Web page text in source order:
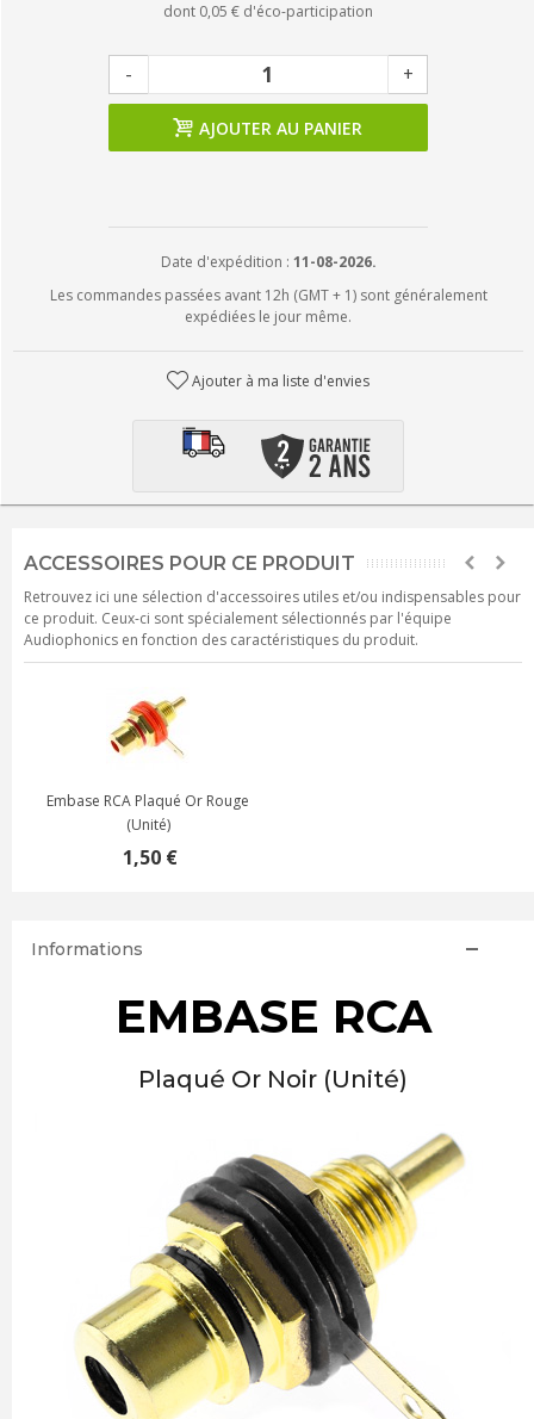
dont 0,05 € d'éco-participation
- +
AJOUTER AU PANIER
Date d'expédition : 11-08-2026.
Les commandes passées avant 12h (GMT + 1) sont généralement
expédiées le jour même.
Ajouter à ma liste d'envies
ACCESSOIRES POUR CE PRODUIT
Retrouvez ici une sélection d'accessoires utiles et/ou indispensables pour
ce produit. Ceux-ci sont spécialement sélectionnés par l'équipe
Audiophonics en fonction des caractéristiques du produit.
Embase RCA Plaqué Or Rouge
(Unité)
1,50 €
Informations
EMBASE RCA
Plaqué Or Noir (Unité)